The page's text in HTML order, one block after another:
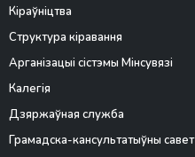
Кіраўніцтва
Структура кіравання
Арганізацыі сістэмы Мінсувязі
Калегія
Дзяржаўная служба
Грамадска-кансультатыўны савет